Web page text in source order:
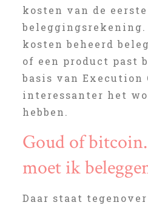
kosten van de eerste
kosten beheerd
of een product past
basis van Execution
interessanter het
hebben.
Goud of
moet ik
Daar staat